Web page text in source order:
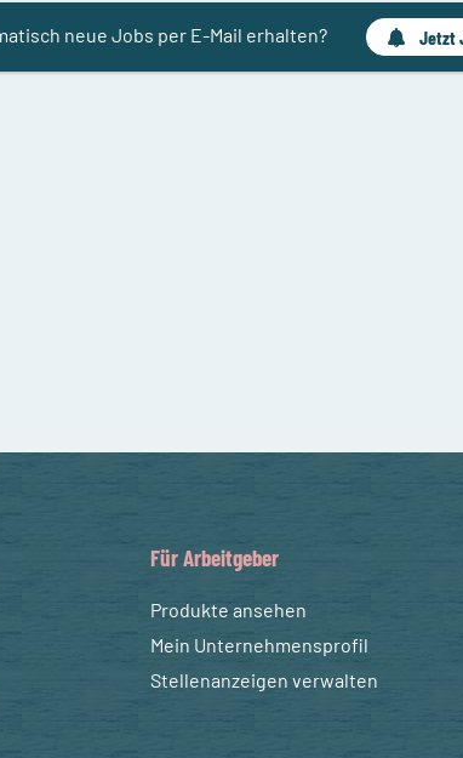
neue Jobs per E-Mail erhalten? Jetzt
Für Arbeitgeber
Produkte ansehen
Mein Unternehmensprofil
Stellenanzeigen verwalten